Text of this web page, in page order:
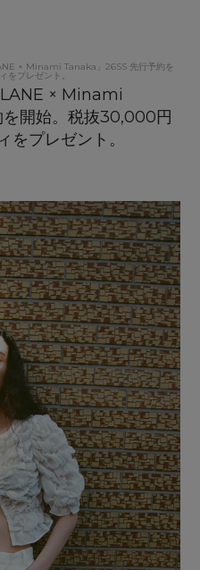
× Minami Tanaka」26SS 先行予約を
をプレゼント。
× Minami
開始。税抜30,000円
をプレゼント。